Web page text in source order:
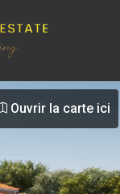
Ouvrir la carte ici